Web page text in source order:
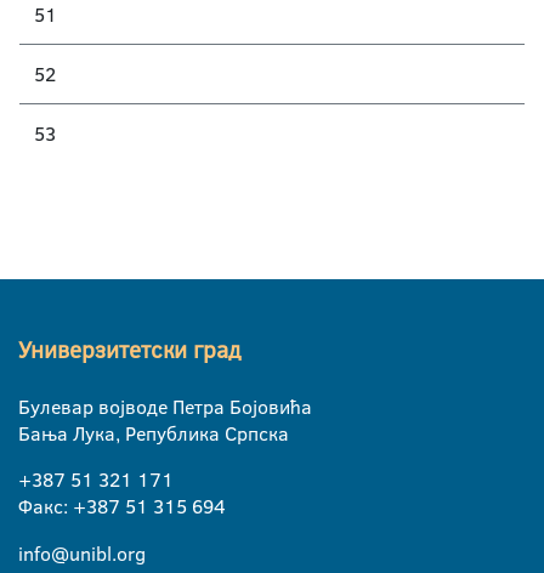
51
52
53
Универзитетски град
Булевар војводе Петра Бојовића
Бања Лука, Република Српска
+387 51 321 171
Факс: +387 51 315 694
info@unibl.org